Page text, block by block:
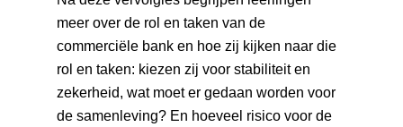
meer over de rol en taken van de
commerciële bank en hoe zij kijken naar die
rol en taken: kiezen zij voor stabiliteit en
zekerheid, wat moet er gedaan worden voor
de samenleving? En hoeveel risico voor de